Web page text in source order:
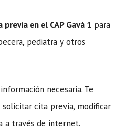
en el CAP Gavà 1 para
pediatra y otros
necesaria. Te
cita previa, modificar
a través de internet.